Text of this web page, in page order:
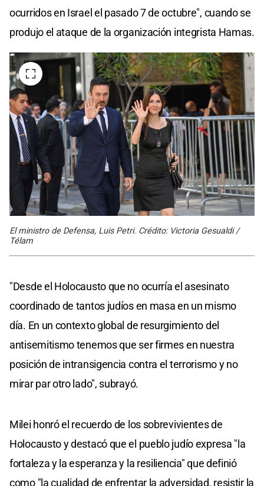
ocurridos en Israel el pasado 7 de octubre", cuando se
produjo el ataque de la organización integrista Hamas.
El ministro de Defensa, Luis Petri. Crédito: Victoria Gesualdi /
Télam
"Desde el Holocausto que no ocurría el asesinato
coordinado de tantos judíos en masa en un mismo
día. En un contexto global de resurgimiento del
antisemitismo tenemos que ser firmes en nuestra
posición de intransigencia contra el terrorismo y no
mirar par otro lado", subrayó.
Milei honró el recuerdo de los sobrevivientes de
Holocausto y destacó que el pueblo judío expresa "la
fortaleza y la esperanza y la resiliencia" que definió
como "la cualidad de enfrentar la adversidad, resistir la